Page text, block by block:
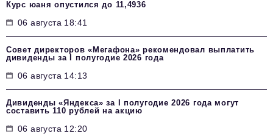
Курс юаня опустился до 11,4936
06 августа 18:41
Совет директоров «Мегафона» рекомендовал выплатить
дивиденды за I полугодие 2026 года
06 августа 14:13
Дивиденды «Яндекса» за I полугодие 2026 года могут
составить 110 рублей на акцию
06 августа 12:20